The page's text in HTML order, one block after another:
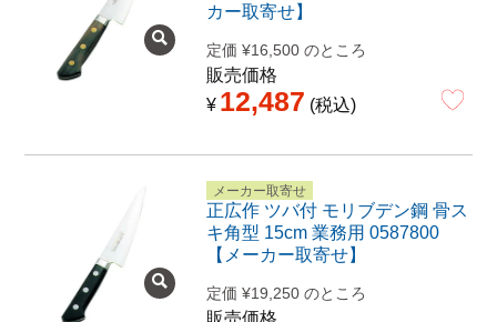
カー取寄せ】
定価 ¥16,500 のところ
販売価格
¥ 12,487 税込
メーカー取寄せ
正広作 ツバ付 モリブデン鋼 骨ス
キ角型 15cm 業務用 0587800
【メーカー取寄せ】
定価 ¥19,250 のところ
販売価格